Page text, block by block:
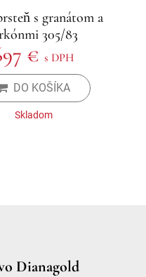
s granátom a
305/83
€ s DPH
DO KOŠÍKA
Skladom
Dianagold